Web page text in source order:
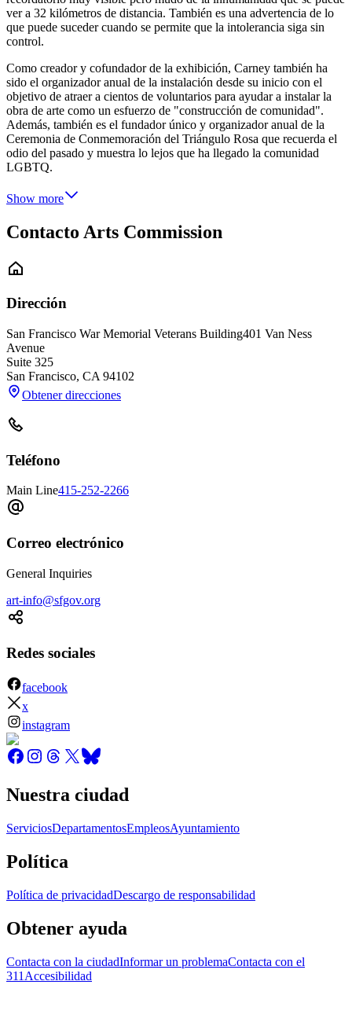
ver a 32 kilómetros de distancia. También es una advertencia de lo
que puede suceder cuando se permite que la intolerancia siga sin
control.
Como creador y cofundador de la exhibición, Carney también ha
sido el organizador anual de la instalación desde su inicio con el
objetivo de atraer a cientos de voluntarios para ayudar a instalar la
obra de arte como un esfuerzo de "construcción de comunidad".
Además, también es el fundador único y organizador anual de la
Ceremonia de Conmemoración del Triángulo Rosa que recuerda el
odio del pasado y muestra lo lejos que ha llegado la comunidad
LGBTQ.
Show more
Contacto Arts Commission
Dirección
San Francisco War Memorial Veterans Building401 Van Ness
Avenue
Suite 325
San Francisco, CA 94102
Obtener direcciones
Teléfono
Main Line415-252-2266
Correo electrónico
General Inquiries
art-info@sfgov.org
Redes sociales
facebook
x
instagram
Nuestra ciudad
ServiciosDepartamentosEmpleosAyuntamiento
Política
Política de privacidadDescargo de responsabilidad
Obtener ayuda
Contacta con la ciudadInformar un problemaContacta con el
311 Accesibilidad